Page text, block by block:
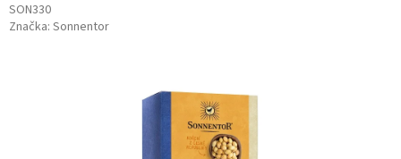
SON330
Značka: Sonnentor